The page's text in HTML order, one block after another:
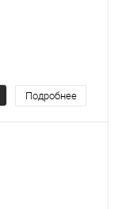
Подробнее